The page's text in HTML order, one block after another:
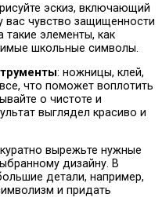
эскиз, включающий
чувство защищенности
такие элементы, как
школьные символы.
: ножницы, клей,
что поможет воплотить
о чистоте и
выглядел красиво и
вырежьте нужные
дизайну. В
детали, например,
и придать